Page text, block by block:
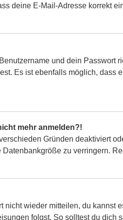
deine E-Mail-Adresse korrekt
und dein
Es ist ebenfalls möglich,
mehr anmelden?!
Gründen deaktiviert
zu verringern.
wieder mitteilen, du
folgst. So solltest du dich